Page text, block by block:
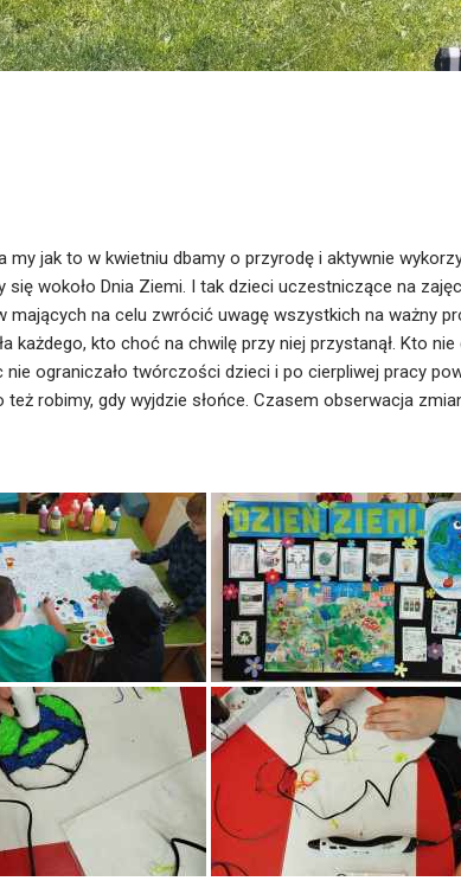
jak to w kwietniu dbamy o przyrodę i aktywnie
się wokoło Dnia Ziemi. I tak dzieci uczestniczące na
mających na celu zwrócić uwagę wszystkich na ważny
każdego, kto choć na chwilę przy niej przystanął. Kto
ograniczało twórczości dzieci i po cierpliwej pracy
robimy, gdy wyjdzie słońce. Czasem obserwacja